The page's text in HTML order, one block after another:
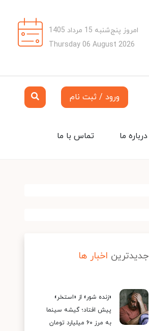
امروز پنج‌شنبه 15 مرداد 1405
Thursday 06 August 2026
ورود / ثبت نام
تماس با ما درباره ما
جدیدترین اخبار ها
«زنده شور» از «استخر»
پیش افتاد؛ گیشه سینما
به مرز ۶۰ میلیارد تومان